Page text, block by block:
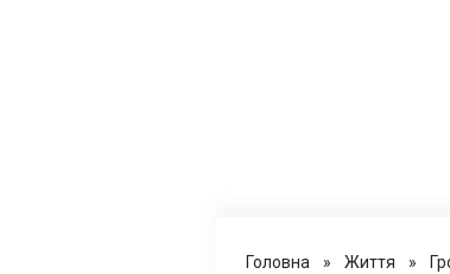
Головна » Життя »